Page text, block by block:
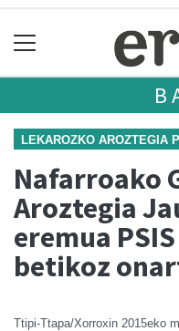
LEKAROZKO AROZTEGIA
Nafarroako
Aroztegia
eremua
betikoz
Ttipi-Ttapa/Xorroxin 2015eko